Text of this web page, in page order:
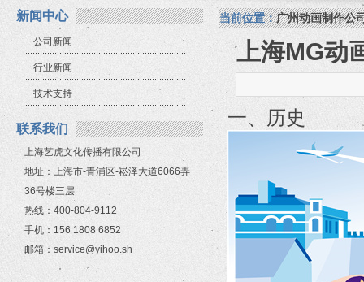
新闻中心
公司新闻
行业新闻
技术支持
联系我们
上海艺虎文化传播有限公司
地址：上海市-青浦区-崧泽大道6066弄
36号楼三层
热线：400-804-9112
手机：156 1808 6852
邮箱：service@yihoo.sh
当前位置：广州动画制作公
上海MG动
一、历史